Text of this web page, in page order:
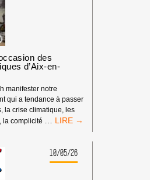
des
d’Aix-en-
manifester notre
qui a tendance à passer
la crise climatique, les
la complicité … RASSEMBLEMENT
L’OCCASION
DES
RENCONTRES
10/05/26